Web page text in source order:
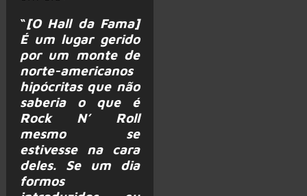
“[O Hall da Fama]
É um lugar gerido
por um monte de
norte-americanos
hipócritas que não
saberia o que é
Rock N’ Roll
mesmo se
estivesse na cara
deles. Se um dia
formos